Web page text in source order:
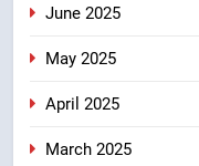
June 2025
May 2025
April 2025
March 2025